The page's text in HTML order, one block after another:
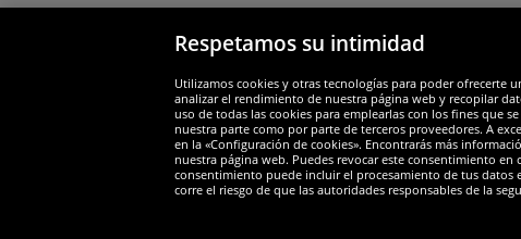
Widerruf
Respetamos su intimidad
Utilizamos cookies y otras tecnologías para poder ofrecerte
analizar el rendimiento de nuestra página web y recopilar
uso de todas las cookies para emplearlas con los fines que
nuestra parte como por parte de terceros proveedores. A
en la «Configuración de cookies». Encontrarás más
nuestra página web. Puedes revocar este consentimiento
consentimiento puede incluir el procesamiento de tus datos
corre el riesgo de que las autoridades responsables de la